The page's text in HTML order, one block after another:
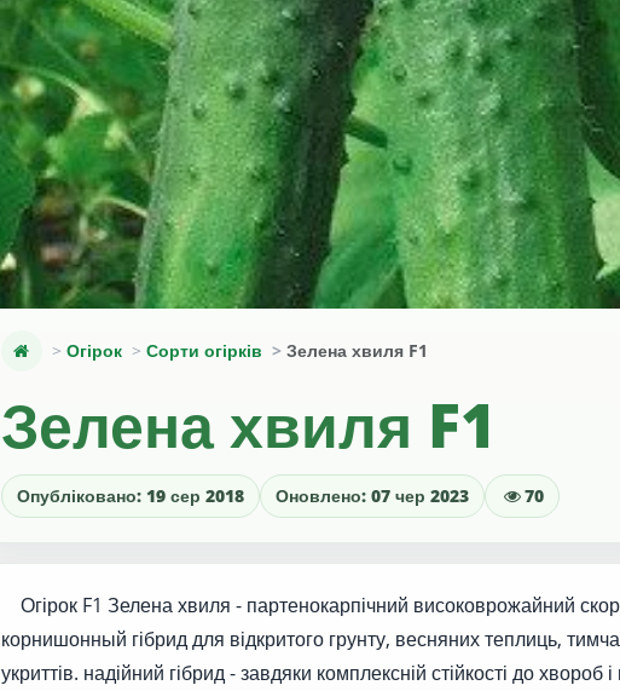
Огірок Сорти огірків Зелена хвиля F1
Зелена хвиля F1
Опубліковано: 19 сер 2018 Оновлено: 07 чер 2023 70
Огірок F1 Зелена хвиля - партенокарпічний високоврожайний
корнишонный гібрид для відкритого грунту, весняних теплиць,
укриттів. надійний гібрид - завдяки комплексній стійкості до хвороб